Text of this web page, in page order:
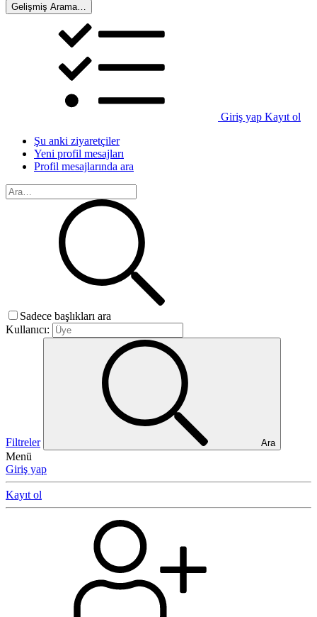
Gelişmiş Arama…
Giriş yap Kayıt ol
Şu anki ziyaretçiler
Yeni profil mesajları
Profil mesajlarında ara
Sadece başlıkları ara
Kullanıcı:
Filtreler Ara
Menü
Giriş yap
Kayıt ol